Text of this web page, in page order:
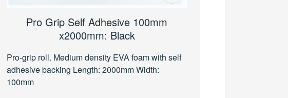
Pro Grip Self Adhesive 100mm
x2000mm: Black
Pro-grip roll. Medium density EVA foam with self
adhesive backing Length: 2000mm Width:
100mm